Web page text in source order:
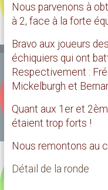
Nous parvenons à
à 2, face à la forte
Bravo aux joueurs
échiquiers qui ont
Respectivement :
Mickelburgh et
Quant aux 1er et
étaient trop forts !
Nous remontons au
Détail de la ronde